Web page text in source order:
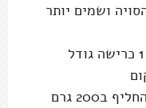
ושמים יותר
שימו 1 כרישה גודל
ניתן להחליף ב200 גרם